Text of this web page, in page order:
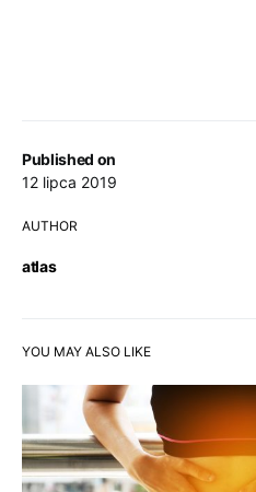
Published on
12 lipca 2019
AUTHOR
atlas
YOU MAY ALSO LIKE